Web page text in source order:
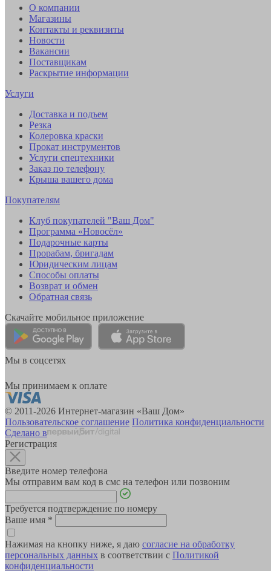
О компании
Магазины
Контакты и реквизиты
Новости
Вакансии
Поставщикам
Раскрытие информации
Услуги
Доставка и подъем
Резка
Колеровка краски
Прокат инструментов
Услуги спецтехники
Заказ по телефону
Крыша вашего дома
Покупателям
Клуб покупателей "Ваш Дом"
Программа «Новосёл»
Подарочные карты
Прорабам, бригадам
Юридическим лицам
Способы оплаты
Возврат и обмен
Обратная связь
Скачайте мобильное приложение
Мы в соцсетях
Мы принимаем к оплате
© 2011-2026 Интернет-магазин «Ваш Дом»
Пользовательское соглашение Политика конфиденциальности
Сделано в
Регистрация
Введите номер телефона
Мы отправим вам код в смс на телефон или позвоним
Требуется подтверждение по номеру
Ваше имя *
Нажимая на кнопку ниже, я даю согласие на обработку
персональных данных в соответствии с Политикой
конфиденциальности